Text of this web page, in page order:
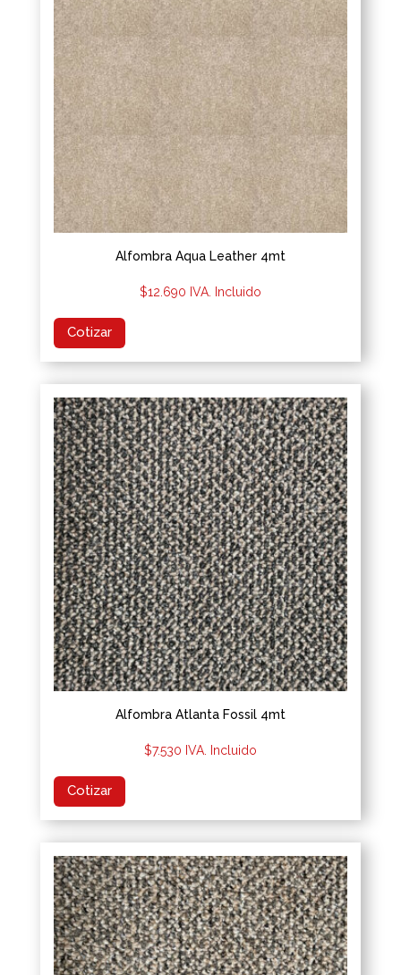
Alfombra Aqua Leather 4mt
$12.690 IVA. Incluido
Cotizar
Alfombra Atlanta Fossil 4mt
$7.530 IVA. Incluido
Cotizar